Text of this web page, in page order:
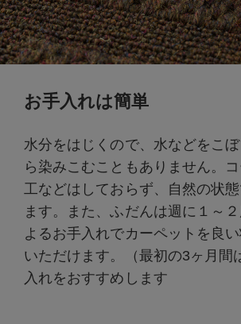
お手入れは簡単
水分をはじくので、水などをこ
ら染みこむこともありません。
工などはしておらず、自然の状
ます。また、ふだんは週に１～
よるお手入れでカーペットを良
いただけます。（最初の3ヶ月間
入れをおすすめします